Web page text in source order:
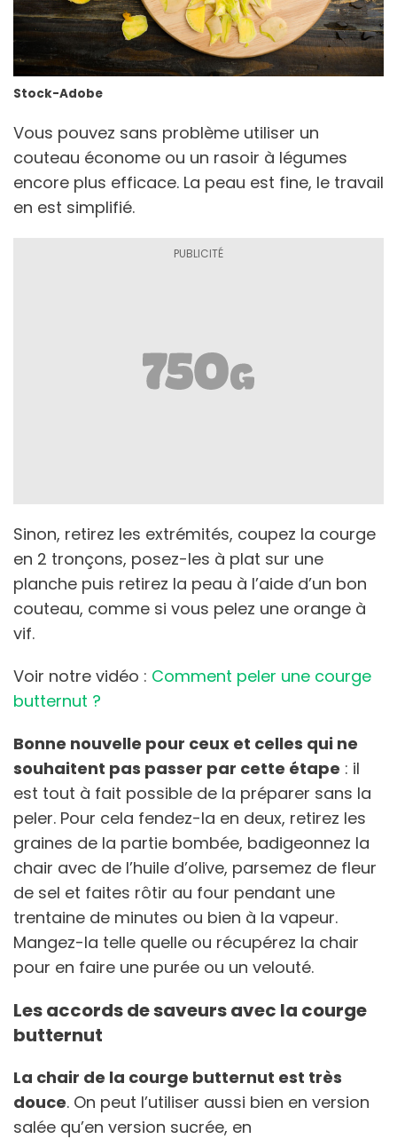
Stock-Adobe
Vous pouvez sans problème utiliser un
couteau économe ou un rasoir à légumes
encore plus efficace. La peau est fine, le travail
en est simplifié.
Sinon, retirez les extrémités, coupez la courge
en 2 tronçons, posez-les à plat sur une
planche puis retirez la peau à l’aide d’un bon
couteau, comme si vous pelez une orange à
vif.
Voir notre vidéo : Comment peler une courge
butternut ?
Bonne nouvelle pour ceux et celles qui ne
souhaitent pas passer par cette étape : il
est tout à fait possible de la préparer sans la
peler. Pour cela fendez-la en deux, retirez les
graines de la partie bombée, badigeonnez la
chair avec de l’huile d’olive, parsemez de fleur
de sel et faites rôtir au four pendant une
trentaine de minutes ou bien à la vapeur.
Mangez-la telle quelle ou récupérez la chair
pour en faire une purée ou un velouté.
Les accords de saveurs avec la courge
butternut
La chair de la courge butternut est très
douce. On peut l’utiliser aussi bien en version
salée qu’en version sucrée, en